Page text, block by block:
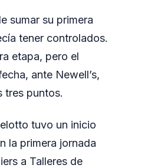
sumar su primera
tener controlados.
etapa, pero el
ante Newell’s,
tres puntos.
tuvo un inicio
la primera jornada
a Talleres de